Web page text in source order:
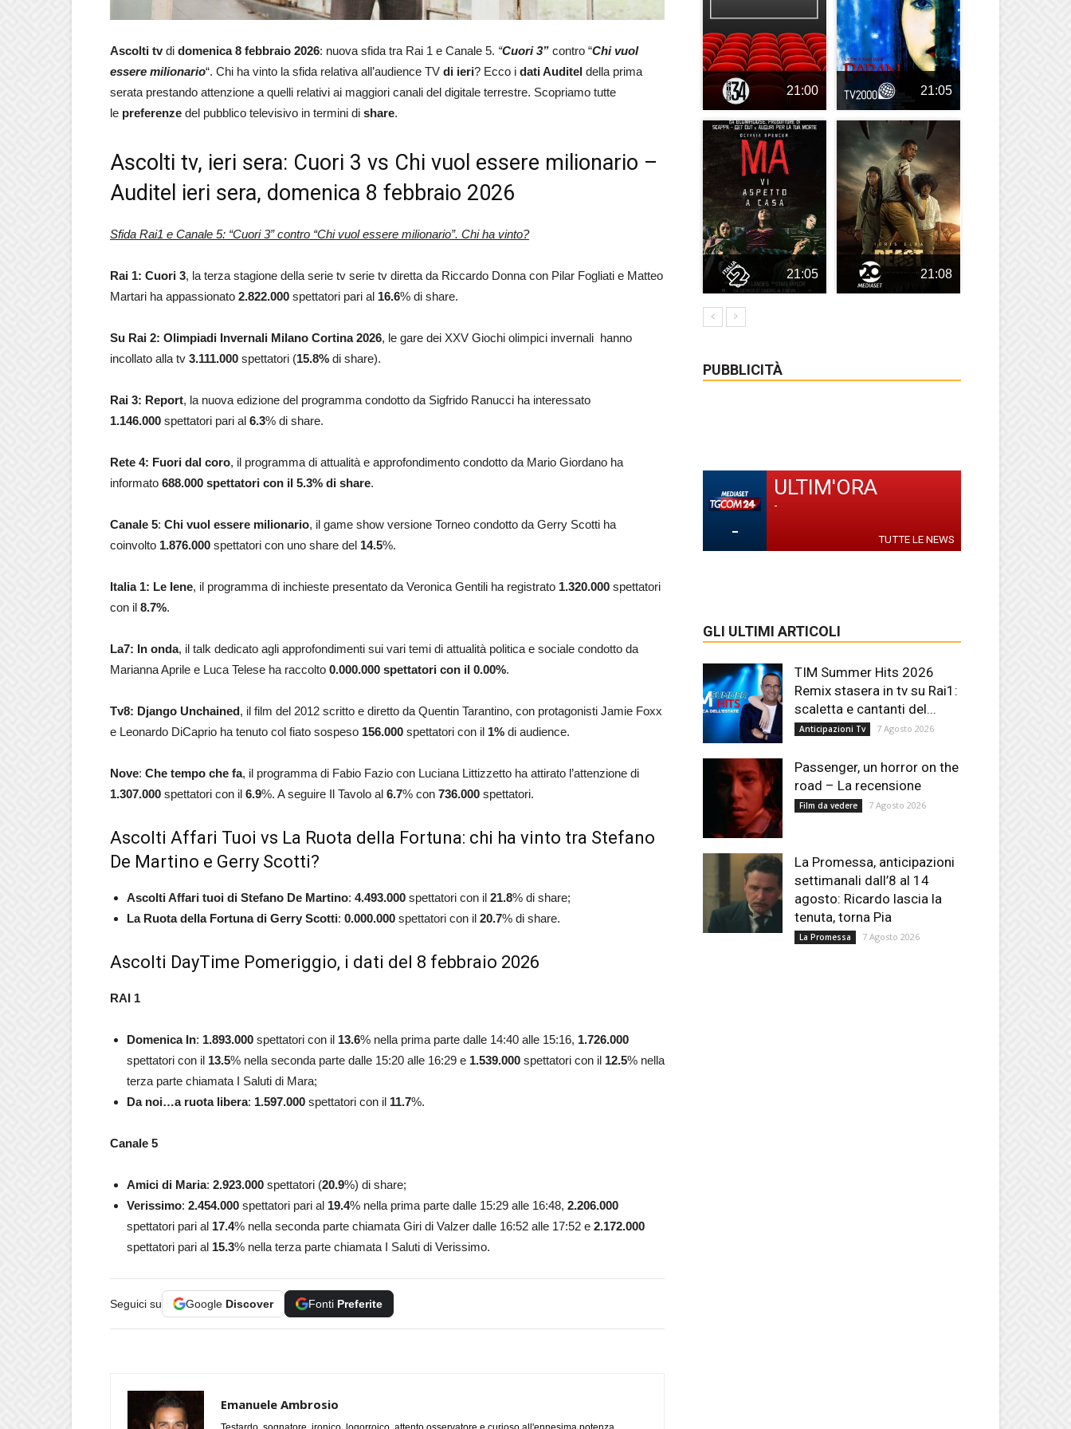
Ascolti tvdi domenica 8 febbraio 2026: nuova sfida tra Rai 1 e Canale 5. “Cuori 3” contro “Chi vuol
essere milionario“. Chi ha vinto la sfida relativa all’audience TV di ieri? Ecco i dati Auditel della prima
serata prestando attenzione a quelli relativi ai maggiori canali del digitale terrestre. Scopriamo tutte
le preferenze del pubblico televisivo in termini di share.
Ascolti tv, ieri sera: Cuori 3 vs Chi vuol essere milionario –
Auditel ieri sera, domenica 8 febbraio 2026
Sfida Rai1 e Canale 5: “Cuori 3” contro “Chi vuol essere milionario”. Chi ha vinto?
Rai 1: Cuori 3, la terza stagione della serie tv serie tv diretta da Riccardo Donna con Pilar Fogliati e Matteo
Martari ha appassionato 2.822.000 spettatori pari al 16.6% di share.
Su Rai 2: Olimpiadi Invernali Milano Cortina 2026, le gare dei XXV Giochi olimpici invernali hanno
incollato alla tv 3.111.000 spettatori (15.8% di share).
Rai 3: Report, la nuova edizione del programma condotto da Sigfrido Ranucci ha interessato
1.146.000 spettatori pari al 6.3% di share.
Rete 4: Fuori dal coro, il programma di attualità e approfondimento condotto da Mario Giordano ha
informato 688.000 spettatori con il 5.3% di share.
Canale 5: Chi vuol essere milionario, il game show versione Torneo condotto da Gerry Scotti ha
coinvolto 1.876.000 spettatori con uno share del 14.5%.
Italia 1: Le Iene, il programma di inchieste presentato da Veronica Gentili ha registrato 1.320.000 spettatori
con il 8.7%.
La7: In onda, il talk dedicato agli approfondimenti sui vari temi di attualità politica e sociale condotto da
Marianna Aprile e Luca Telese ha raccolto 0.000.000 spettatori con il 0.00%.
Tv8: Django Unchained, il film del 2012 scritto e diretto da Quentin Tarantino, con protagonisti Jamie Foxx
e Leonardo DiCaprio ha tenuto col fiato sospeso 156.000 spettatori con il 1% di audience.
Nove: Che tempo che fa, il programma di Fabio Fazio con Luciana Littizzetto ha attirato l’attenzione di
1.307.000 spettatori con il 6.9%. A seguire Il Tavolo al 6.7% con 736.000 spettatori.
Ascolti Affari Tuoi vs La Ruota della Fortuna: chi ha vinto tra Stefano
De Martino e Gerry Scotti?
Ascolti Affari tuoi di Stefano De Martino: 4.493.000 spettatori con il 21.8% di share;
La Ruota della Fortuna di Gerry Scotti: 0.000.000 spettatori con il 20.7% di share.
Ascolti DayTime Pomeriggio, i dati del 8 febbraio 2026
RAI 1
Domenica In: 1.893.000 spettatori con il 13.6% nella prima parte dalle 14:40 alle 15:16, 1.726.000
spettatori con il 13.5% nella seconda parte dalle 15:20 alle 16:29 e 1.539.000 spettatori con il 12.5% nella
terza parte chiamata I Saluti di Mara;
Da noi…a ruota libera: 1.597.000 spettatori con il 11.7%.
Canale 5
Amici di Maria: 2.923.000 spettatori (20.9%) di share;
Verissimo: 2.454.000 spettatori pari al 19.4% nella prima parte dalle 15:29 alle 16:48, 2.206.000
spettatori pari al 17.4% nella seconda parte chiamata Giri di Valzer dalle 16:52 alle 17:52 e 2.172.000
spettatori pari al 15.3% nella terza parte chiamata I Saluti di Verissimo.
Seguici su Google Discover Fonti Preferite
Emanuele Ambrosio
21:00 21:05
21:05 21:08
PUBBLICITÀ
-
ULTIM'ORA
-
TUTTE LE NEWS
GLI ULTIMI ARTICOLI
TIM Summer Hits 2026
Remix stasera in tv su Rai1:
scaletta e cantanti del...
Anticipazioni Tv 7 Agosto 2026
Passenger, un horror on the
road – La recensione
Film da vedere 7 Agosto 2026
La Promessa, anticipazioni
settimanali dall’8 al 14
agosto: Ricardo lascia la
tenuta, torna Pia
La Promessa 7 Agosto 2026